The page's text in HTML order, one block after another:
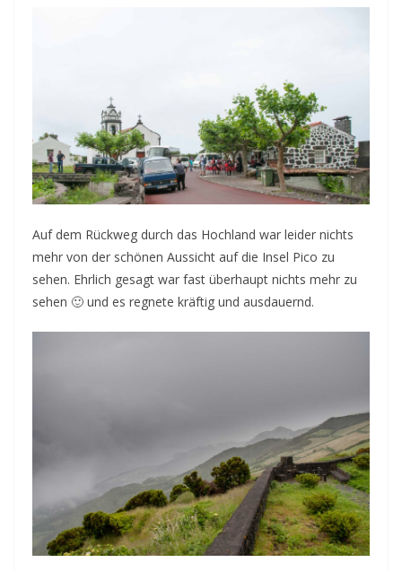
Auf dem Rückweg durch das Hochland war leider nichts
mehr von der schönen Aussicht auf die Insel Pico zu
sehen. Ehrlich gesagt war fast überhaupt nichts mehr zu
sehen 🙂 und es regnete kräftig und ausdauernd.